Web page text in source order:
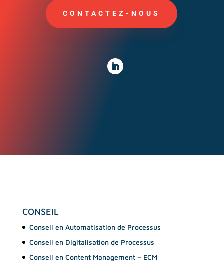
CONTACTEZ-NOUS
CONSEIL
Conseil en Automatisation de Processus
Conseil en Digitalisation de Processus
Conseil en Content Management – ECM